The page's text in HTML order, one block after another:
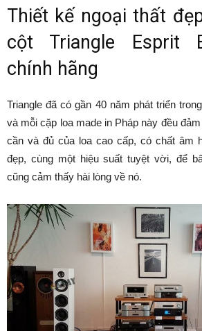
Thiết kế ngoại thất
cột Triangle Esprit
chính hãng
Triangle đã có gần 40 năm phát triển
và mỗi cặp loa made in Pháp này đều
cần và đủ của loa cao cấp, có chất âm
đẹp, cùng một hiệu suất tuyệt vời, để
cũng cảm thấy hài lòng về nó.